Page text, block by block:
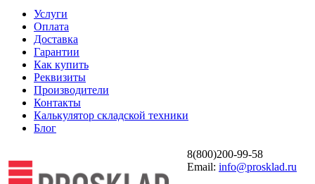
Услуги
Оплата
Доставка
Гарантии
Как купить
Реквизиты
Производители
Контакты
Калькулятор складской техники
Блог
8(800)200-99-58
Email: info@prosklad.ru